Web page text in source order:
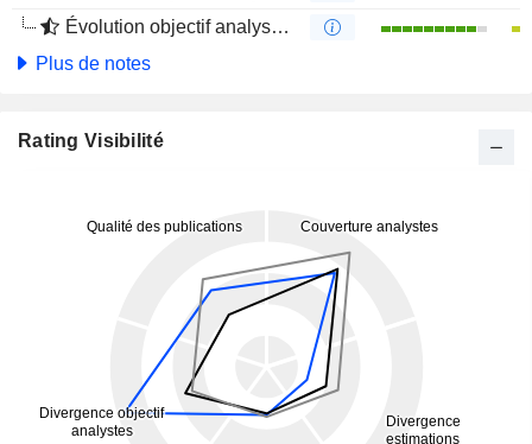
Évolution objectif analystes 4 mois
Plus de notes
Rating Visibilité